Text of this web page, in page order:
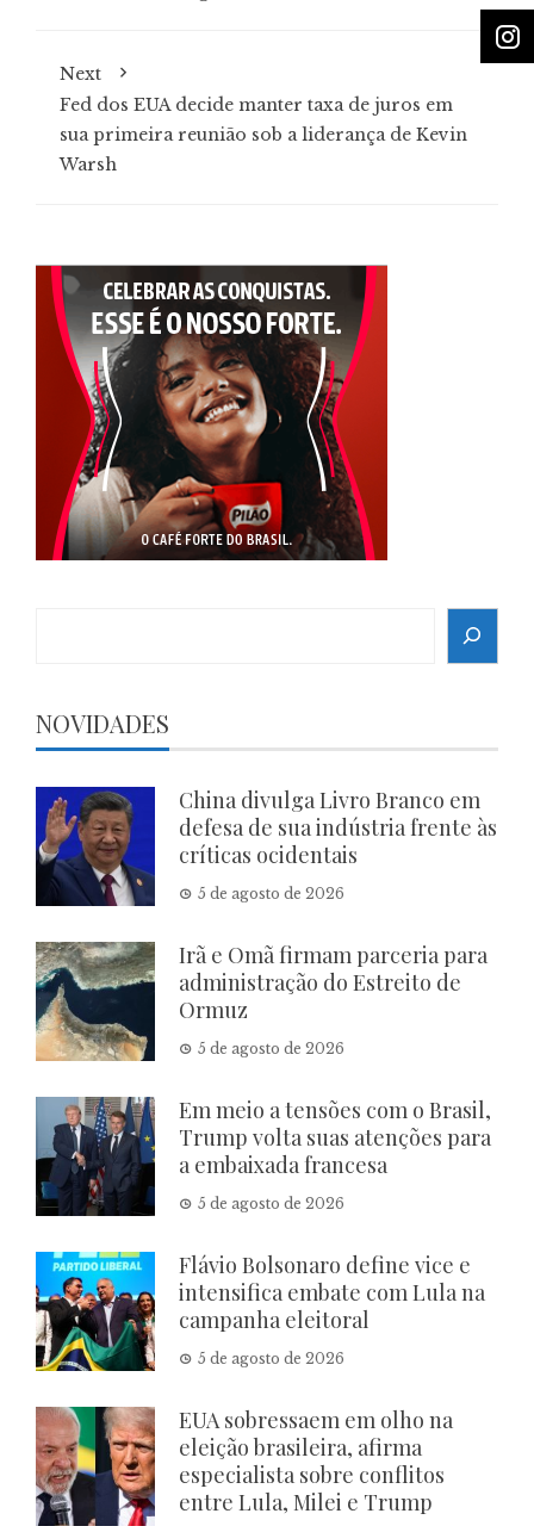
Next
Fed dos EUA decide manter taxa de juros em
sua primeira reunião sob a liderança de Kevin
Warsh
NOVIDADES
China divulga Livro Branco em
defesa de sua indústria frente às
críticas ocidentais
5 de agosto de 2026
Irã e Omã firmam parceria para
administração do Estreito de
Ormuz
5 de agosto de 2026
Em meio a tensões com o Brasil,
Trump volta suas atenções para
a embaixada francesa
5 de agosto de 2026
Flávio Bolsonaro define vice e
intensifica embate com Lula na
campanha eleitoral
5 de agosto de 2026
EUA sobressaem em olho na
eleição brasileira, afirma
especialista sobre conflitos
entre Lula, Milei e Trump